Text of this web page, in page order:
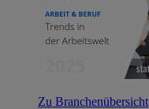
Zu Branchenübersicht